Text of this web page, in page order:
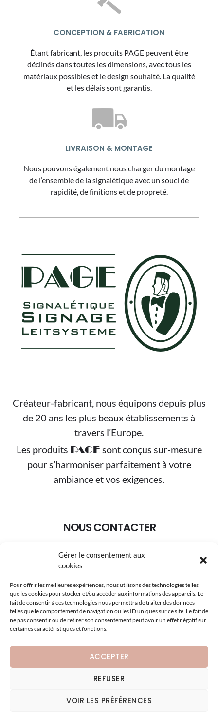
Gérer le consentement aux
cookies
Pour offrir les meilleures expériences, nous utilisons des technologies telles
que les cookies pour stocker et/ou accéder aux informations des appareils. Le
fait de consentir à ces technologies nous permettra de traiter des données
telles que le comportement de navigation ou les ID uniques sur ce site. Le fait de
ne pas consentir ou de retirer son consentement peut avoir un effet négatif sur
certaines caractéristiques et fonctions.
ACCEPTER
REFUSER
VOIR LES PRÉFÉRENCES
CONCEPTION & FABRICATION
Étant fabricant, les produits PAGE peuvent être
déclinés dans toutes les dimensions, avec tous les
matériaux possibles et le design souhaité. La qualité
et les délais sont garantis.
LIVRAISON & MONTAGE
Nous pouvons également nous charger du montage
de l’ensemble de la signalétique avec un souci de
rapidité, de finitions et de propreté.
Créateur-fabricant, nous équipons depuis plus
de 20 ans les plus beaux établissements à
travers l’Europe.
Les produits PAGEsont conçus sur-mesure
pour s’harmoniser parfaitement à votre
ambiance et vos exigences.
NOUS CONTACTER
+33 (0)3.88.95.02.30
8A Rue du Maréchal Koenig 67210 OBERNAI